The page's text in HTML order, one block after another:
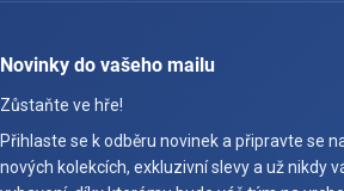
Novinky do vašeho mailu
Zůstaňte ve hře!
Přihlaste se k odběru novinek a připravte se
nových kolekcích, exkluzivní slevy a už nikdy